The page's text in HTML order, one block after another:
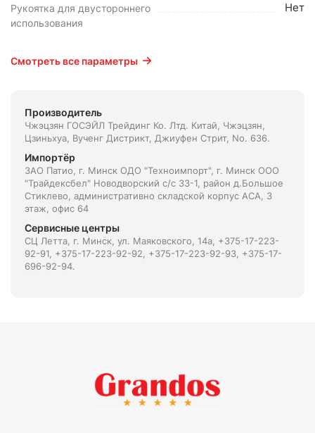
Рукоятка для двустороннего
использования
Нет
Смотреть все параметры
Производитель
Чжэцзян ГОСЭЙЛ Трейдинг Ко. Лтд. Китай, Чжэцзян,
Цзиньхуа, Вученг Дистрикт, Джиуфен Стрит, No. 636.
Импортёр
ЗАО Патио, г. Минск ОДО "Техноимпорт", г. Минск ООО
"Трайдексбел" Новодворский с/с 33-1, район д.Большое
Стиклево, административно складской корпус АСА, 3
этаж, офис 64
Сервисные центры
СЦ Летта, г. Минск, ул. Маяковского, 14а, +375-17-223-
92-91, +375-17-223-92-92, +375-17-223-92-93, +375-17-
696-92-94.